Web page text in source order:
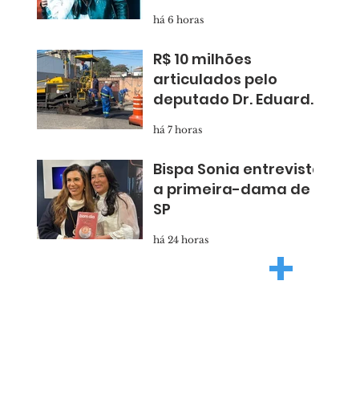
há 6 horas
R$ 10 milhões
articulados pelo
deputado Dr. Eduardo
asfalto novo para
Taboão
há 7 horas
Bispa Sonia entrevista
a primeira-dama de
SP
há 24 horas +